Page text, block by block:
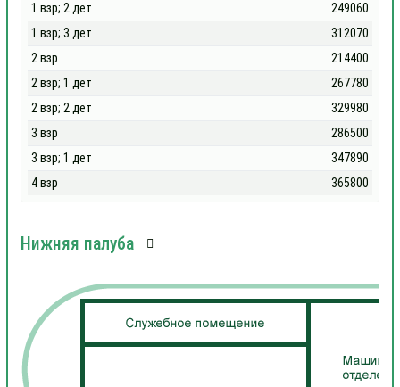
1 взр; 2 дет
249060
1 взр; 3 дет
312070
2 взр
214400
2 взр; 1 дет
267780
2 взр; 2 дет
329980
3 взр
286500
3 взр; 1 дет
347890
4 взр
365800
Нижняя палуба